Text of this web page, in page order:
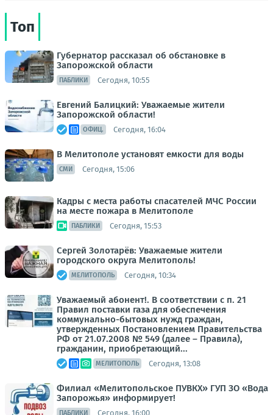
Топ
Губернатор рассказал об обстановке в
Запорожской области
ПАБЛИКИ Сегодня, 10:55
Евгений Балицкий: Уважаемые жители
Запорожской области!
ОФИЦ. Сегодня, 16:04
В Мелитополе установят емкости для воды
СМИ Сегодня, 15:06
Кадры с места работы спасателей МЧС России
на месте пожара в Мелитополе
ПАБЛИКИ Сегодня, 15:53
Сергей Золотарёв: Уважаемые жители
городского округа Мелитополь!
МЕЛИТОПОЛЬ Сегодня, 10:34
Уважаемый абонент!. В соответствии с п. 21
Правил поставки газа для обеспечения
коммунально-бытовых нужд граждан,
утвержденных Постановлением Правительства
РФ от 21.07.2008 № 549 (далее – Правила),
гражданин, приобретающий...
МЕЛИТОПОЛЬ Сегодня, 13:08
Филиал «Мелитопольское ПУВКХ» ГУП ЗО «Вода
Запорожья» информирует!
ПАБЛИКИ Сегодня, 16:00